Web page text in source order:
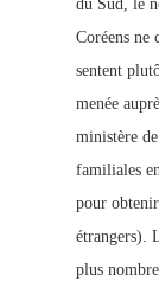
du Sud, le
Coréens ne
sentent
menée
ministère
familiales
pour
étrangers).
plus